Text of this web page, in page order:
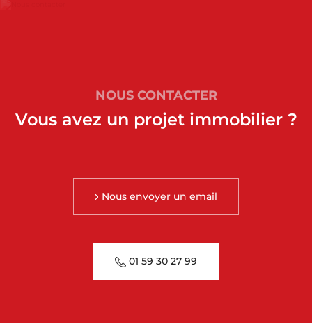
NOUS CONTACTER
Vous avez un projet immobilier ?
Nous envoyer un email
01 59 30 27 99